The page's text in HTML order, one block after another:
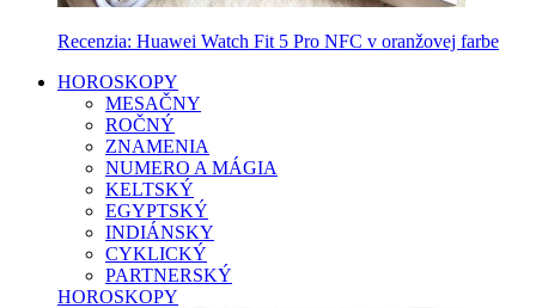
Recenzia: Huawei Watch Fit 5 Pro NFC v oranžovej farbe
HOROSKOPY
MESAČNY
ROČNÝ
ZNAMENIA
NUMERO A MÁGIA
KELTSKÝ
EGYPTSKÝ
INDIÁNSKY
CYKLICKÝ
PARTNERSKÝ
HOROSKOPY